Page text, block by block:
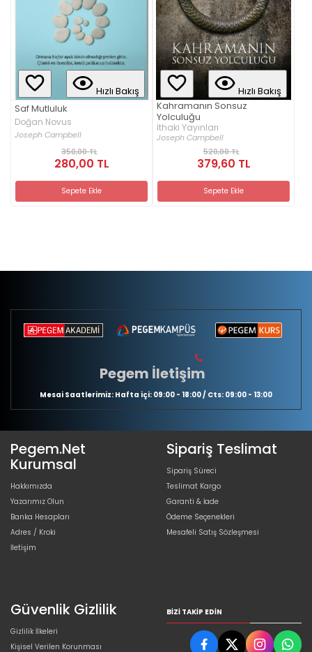
Hızlı Bakış
Saf Mutluluk
Doğan Novus
Joseph Campbell
350,00 TL
280,00 TL
Sepete Ekle
Hızlı Bakış
Kahramanın Sonsuz
Yolculuğu
İthaki Yayınları
Joseph Campbell
520,00 TL
379,60 TL
Sepete Ekle
Pegem İletişim
Mesai Saatlerimiz: Hafta içi: 09:00 - 18:00 / Cts: 09:00 - 13:00
Pegem.Net
Kurumsal
Hakkımızda
Yazarımız Olun
Banka Hesapları
Adres / Kroki
İletişim
Sipariş Teslimat
Sipariş Süreci
Teslimat Kargo
Garanti & İade
Ödeme Seçenekleri
Mesafeli Satış Sözleşmesi
Güvenlik Gizlilik
Gizlilik İlkeleri
Kişisel Verilen Korunması
BIZI TAKIP EDIN